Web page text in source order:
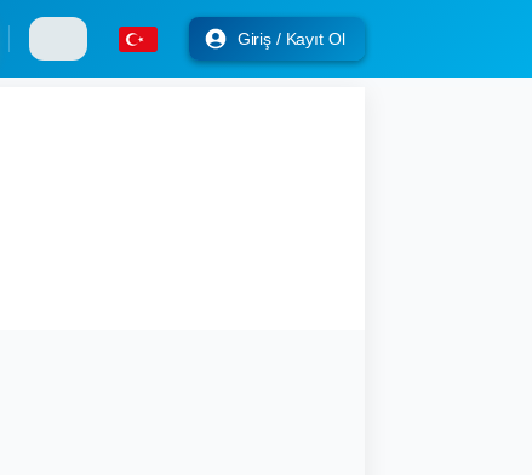
Giriş / Kayıt Ol